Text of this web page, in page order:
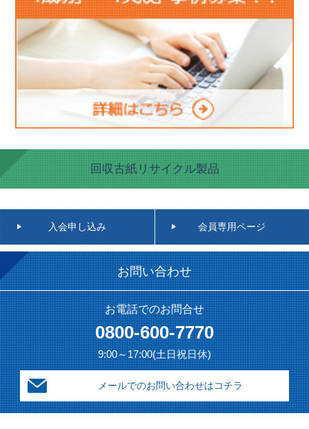
回収古紙リサイクル製品
入会申し込み 会員専用ページ
お問い合わせ
お電話でのお問合せ
0800-600-7770
9:00～17:00(土日祝日休)
メールでのお問い合わせはコチラ